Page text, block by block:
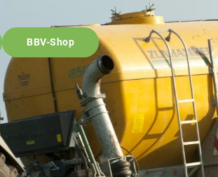
BBV-Shop